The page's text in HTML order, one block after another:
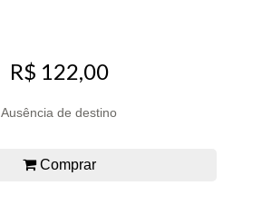
R$ 122,00
Ausência de destino
Comprar